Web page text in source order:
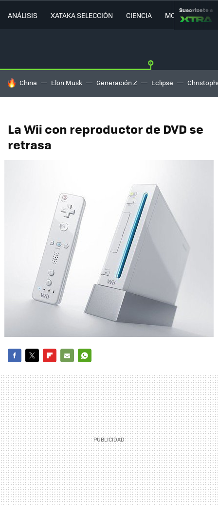
ANÁLISIS XATAKA SELECCIÓN CIENCIA MOVILIDAD
Suscríbete a
HOY SE HABLA DE
China Elon Musk Generación Z Eclipse
La Wii con reproductor de DVD se
retrasa
MAIL